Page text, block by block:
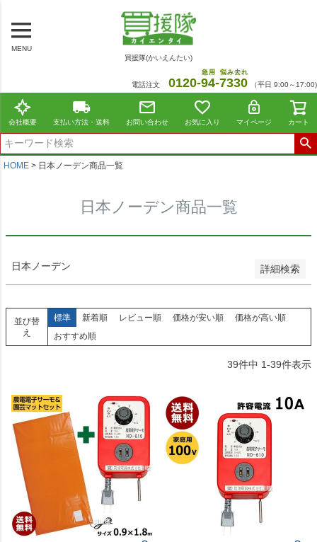
MENU
買援隊(かいえんたい)
電話注文 0120-94
急用
-7330
悩み去れ
（平日 9:00～17:00)
会社概要 支払い方法・送料 お問い合わせ お気に入り マイページ カート
HOME 日本ノーデン商品一覧
日本ノーデン商品一覧
日本ノーデン 詳細検索
商品番号/JANコード
在庫なし商品を表示しない
並び順
標準
新着順
価格が安い順
おすすめ順
検索
並び替
え
標準 新着順 レビュー順 価格が安い順
価格が高い順
おすすめ順
39件中 1-39件表示